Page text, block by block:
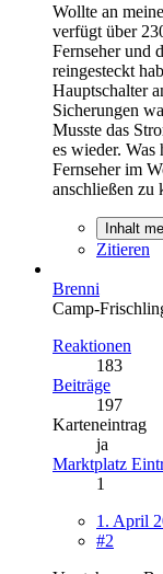
Wollte an
verfügt über
Fernseher und
reingesteckt
Hauptschalter
Sicherungen
Musste das
es wieder. Was
Fernseher im
anschließen zu
Inhalt
Zitieren
Brenni
Camp-
Reaktionen
183
Beiträge
197
Karteneintrag
ja
Marktplatz
1
1. April
#2